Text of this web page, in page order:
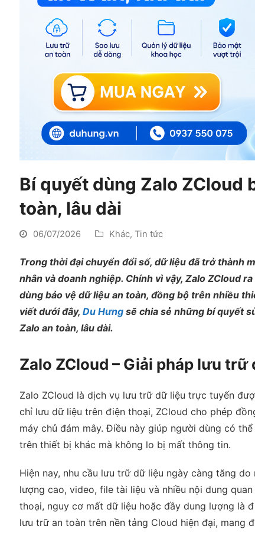
Bí quyết dùng Zalo ZCloud
toàn, lâu dài
06/07/2026 Khác, Tin tức
Trong thời đại chuyển đổi số, dữ liệu đã trở thành
nhân và doanh nghiệp. Chính vì vậy, Zalo ZCloud
dùng bảo vệ dữ liệu an toàn, đồng bộ trên nhiều
viết dưới đây, Du Hưng sẽ chia sẻ những bí quyết
Zalo an toàn, lâu dài.
Zalo ZCloud – Giải pháp lưu
Zalo ZCloud là dịch vụ lưu trữ dữ liệu trực tuyến
chỉ lưu dữ liệu trên điện thoại, ZCloud cho phép
máy chủ đám mây. Điều này giúp người dùng có
trên thiết bị khác mà không lo bị mất thông tin.
Hiện nay, nhu cầu lưu trữ dữ liệu ngày càng tăng
lượng cao, video, file tài liệu và nhiều nội dung
thoại, nguy cơ mất dữ liệu hoặc đầy dung lượng là
lưu trữ an toàn trên nền tảng Cloud hiện đại, mang